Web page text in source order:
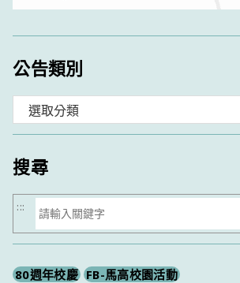
公告類別
類
搜尋
搜
尋
:::
80週年校慶 FB-馬高校園活動